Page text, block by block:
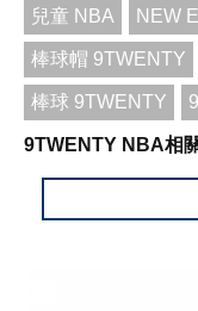
兒童 NBA NEW
棒球帽 9TWENTY
棒球 9TWENTY
9TWENTY NBA相